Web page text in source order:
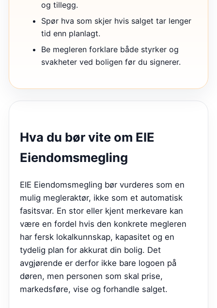
og tillegg.
Spør hva som skjer hvis salget tar lenger
tid enn planlagt.
Be megleren forklare både styrker og
svakheter ved boligen før du signerer.
Hva du bør vite om EIE
Eiendomsmegling
EIE Eiendomsmegling bør vurderes som en
mulig megleraktør, ikke som et automatisk
fasitsvar. En stor eller kjent merkevare kan
være en fordel hvis den konkrete megleren
har fersk lokalkunnskap, kapasitet og en
tydelig plan for akkurat din bolig. Det
avgjørende er derfor ikke bare logoen på
døren, men personen som skal prise,
markedsføre, vise og forhandle salget.